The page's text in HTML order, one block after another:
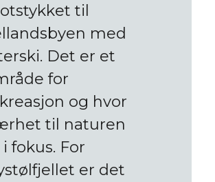
til
med
Det er et
for
og hvor
til naturen
fokus. For
er det